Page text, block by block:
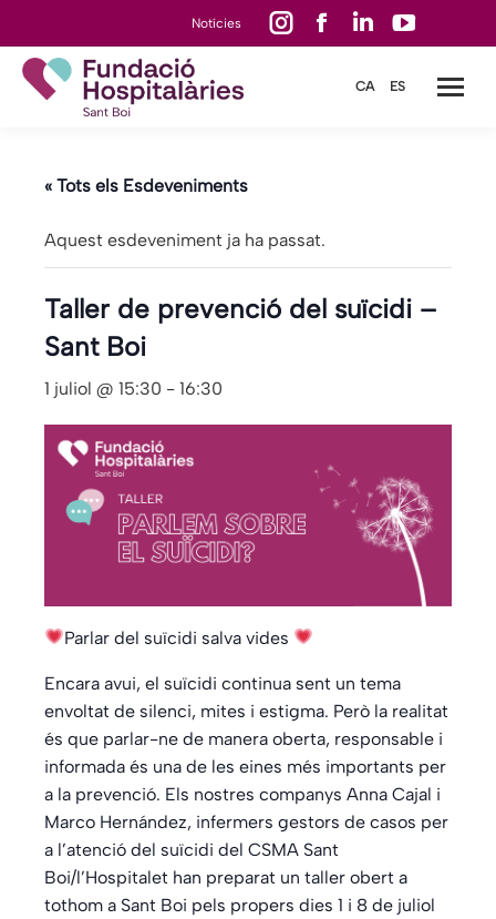
Notícies
InstagramFacebook
opens
Linkedin
opens
YouTube
opens
CA ES
« Tots els Esdeveniments
Aquest esdeveniment ja ha passat.
Taller de prevenció del suïcidi –
Sant Boi
1 juliol @ 15:30 - 16:30
Parlar del suïcidi salva vides
Encara avui, el suïcidi continua sent un tema
envoltat de silenci, mites i estigma. Però la realitat
és que parlar-ne de manera oberta, responsable i
informada és una de les eines més importants per
a la prevenció. Els nostres companys Anna Cajal i
Marco Hernández, infermers gestors de casos per
a l’atenció del suïcidi del CSMA Sant
Boi/l’Hospitalet han preparat un taller obert a
tothom a Sant Boi pels propers dies 1 i 8 de juliol